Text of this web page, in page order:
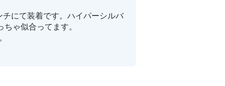
にて装着です。ハイパーシルバ
ゃ似合ってます。